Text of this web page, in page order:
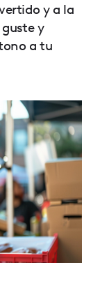
y a la
y
a tu